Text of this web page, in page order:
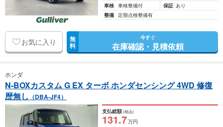
車検 車検整備付 保証 あり
整備 定期点検整備有
お気に入り 無
料
今すぐ
在庫確認・見積依頼
ホンダ
N-BOXカスタム G EX ターボ ホンダセンシング 4WD 修復
歴無し （DBA-JF4）
支払総額(税込)
131.7万円